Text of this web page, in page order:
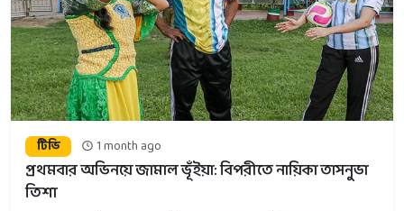
টিভি 1 month ago
প্রথমবার অভিনয়ে জামাল ভূঁইয়া: বিপরীতে নায়িকা তাসনুভা
তিশা